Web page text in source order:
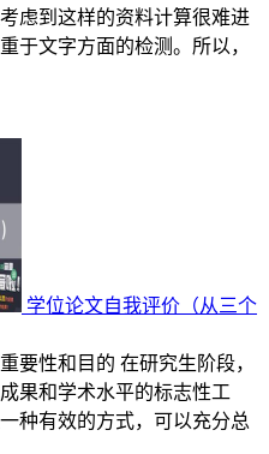
虑到这样的资料计算很难进
于文字方面的检测。所以，
学位论文自我评价（从三个
要性和目的 在研究生阶段，
果和学术水平的标志性工
种有效的方式，可以充分总